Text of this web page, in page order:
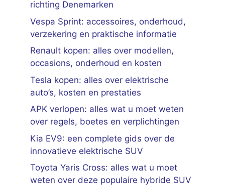
richting Denemarken
Vespa Sprint: accessoires, onderhoud,
verzekering en praktische informatie
Renault kopen: alles over modellen,
occasions, onderhoud en kosten
Tesla kopen: alles over elektrische
auto’s, kosten en prestaties
APK verlopen: alles wat u moet weten
over regels, boetes en verplichtingen
Kia EV9: een complete gids over de
innovatieve elektrische SUV
Toyota Yaris Cross: alles wat u moet
weten over deze populaire hybride SUV